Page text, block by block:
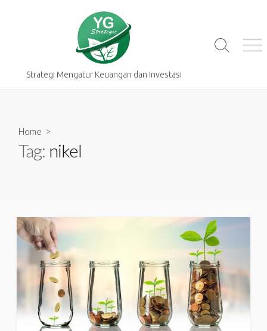
Strategi Mengatur Keuangan dan Investasi
Search
Home >
Tag: nikel